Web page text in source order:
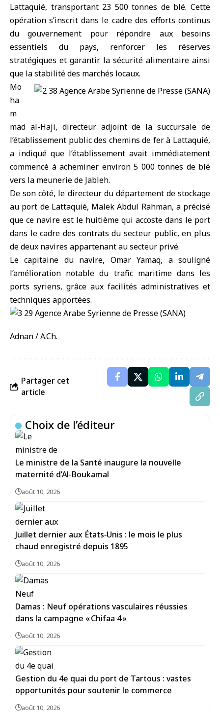
Lattaquié, transportant 23 500 tonnes de blé. Cette
opération s’inscrit dans le cadre des efforts continus
du gouvernement pour répondre aux besoins
essentiels du pays, renforcer les réserves
stratégiques et garantir la sécurité alimentaire ainsi
que la stabilité des marchés locaux.
Mo
ha
m
mad al-Haji, directeur adjoint de la succursale de
l’établissement public des chemins de fer à Lattaquié,
a indiqué que l’établissement avait immédiatement
commencé à acheminer environ 5 000 tonnes de blé
vers la meunerie de Jableh.
De son côté, le directeur du département de stockage
au port de Lattaquié, Malek Abdul Rahman, a précisé
que ce navire est le huitième qui accoste dans le port
dans le cadre des contrats du secteur public, en plus
de deux navires appartenant au secteur privé.
Le capitaine du navire, Omar Yamaq, a souligné
l’amélioration notable du trafic maritime dans les
ports syriens, grâce aux facilités administratives et
techniques apportées.
Adnan / A.Ch.
Partager cet
article
Choix de l’éditeur
Le ministre de la Santé inaugure la nouvelle
maternité d’Al-Boukamal
août 10, 2026
Juillet dernier aux États‑Unis : le mois le plus
chaud enregistré depuis 1895
août 10, 2026
Damas : Neuf opérations vasculaires réussies
dans la campagne « Chifaa 4 »
août 10, 2026
Gestion du 4e quai du port de Tartous : vastes
opportunités pour soutenir le commerce
août 10, 2026